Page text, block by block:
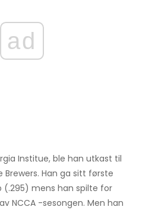
ad
Institue, ble han utkast til
Han ga sitt første
mens han spilte for
NCCA -sesongen. Men han